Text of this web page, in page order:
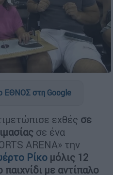
ΕΘΝΟΣ στη Google
εχθές σε
σε ένα
ARENA» την
Ρίκο μόλις 12
με αντίπαλο